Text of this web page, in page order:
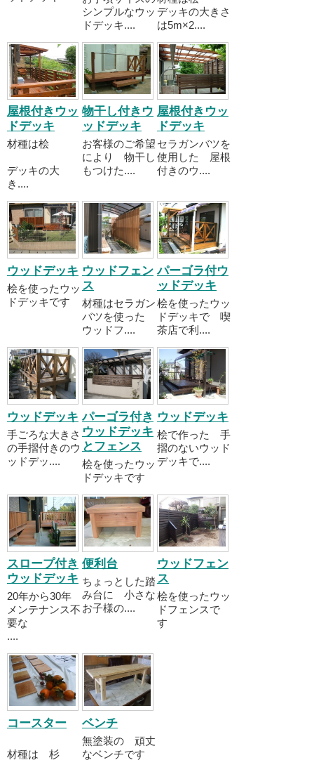
シンプルなウッ
ドデッキ....
デッキの大きさ
は5m×2....
屋根付きウッ
ドデッキ
材種は桧
デッキの大
き....
物干し付きウ
ッドデッキ
お客様のご希望
により 物干し
もつけた....
屋根付きウッ
ドデッキ
セラガンバツを
使用した 屋根
付きのウ....
ウッドデッキ
桧を使ったウッ
ドデッキです
ウッドフェン
ス
材種はセラガン
バツを使った
ウッドフ....
パーゴラ付ウ
ッドデッキ
桧を使ったウッ
ドデッキで 喫
茶店で利....
ウッドデッキ
手ごろな大きさ
の手摺付きのウ
ッドデッ....
パーゴラ付き
ウッドデッキ
とフェンス
桧を使ったウッ
ドデッキです
ウッドデッキ
桧で作った 手
摺のないウッド
デッキで....
スロープ付き
ウッドデッキ
20年から30年
メンテナンス不
要な
....
便利台
ちょっとした踏
み台に 小さな
お子様の....
ウッドフェン
ス
桧を使ったウッ
ドフェンスで
す
コースター
材種は 杉
ベンチ
無塗装の 頑丈
なベンチです